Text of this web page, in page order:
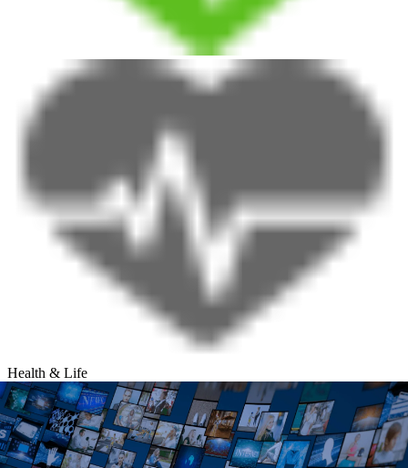
Health & Life